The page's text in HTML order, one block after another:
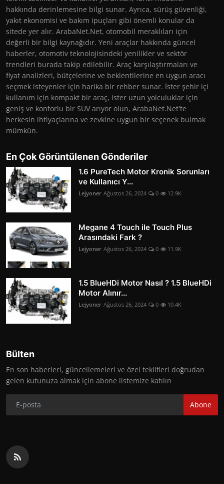
hakkında derinlemesine bilgi sunar. Ayrıca, sürüş güvenliği,
yakıt ekonomisi ve bakım ipuçları gibi önemli konular da
sitede yer alır. ArabaNet.Net, otomobil meraklıları için
değerli bir bilgi kaynağıdır. Yeni araçlar hakkında güncel
haberler, otomotiv teknolojisindeki yenilikler ve sektör
trendleri burada takip edilebilir. Araç karşılaştırmaları ve
fiyat analizleri, bütçelerine ve beklentilerine en uygun aracı
seçmek isteyenler için harika bir rehber sunar. İster şehir içi
kullanım için kompakt bir araç, ister uzun yolculuklar için
geniş ve konforlu bir SUV arıyor olun, ArabaNet.Net'te
herkesin ihtiyaçlarına ve zevkine uygun bir seçenek bulmak
mümkün.
En Çok Görüntülenen Gönderiler
1.6 PureTech Motor Kronik Sorunları
ve Kullanıcı Y...
Lejyoner Ağustos 26, 2024 0 12.9K
Megane 4 Touch ile Touch Plus
Arasındaki Fark ?
Lejyoner Ağustos 26, 2024 0 11.9K
1.5 BlueHDi Motor Nasıl ? 1.5 BlueHDi
Motor Alınır...
Lejyoner Ağustos 26, 2024 0 10.4K
Bülten
En son haberleri, güncellemeleri ve özel teklifleri doğrudan
gelen kutunuza almak için abone listemize katılın
Abone